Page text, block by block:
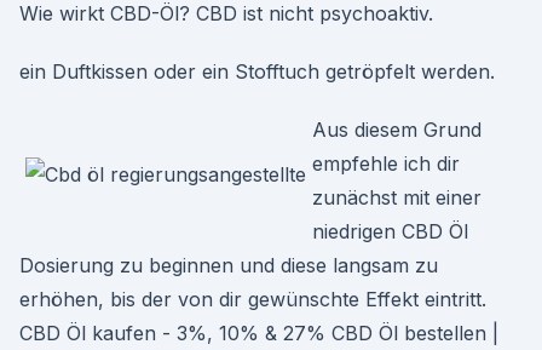
Wie wirkt CBD-Öl? CBD ist nicht psychoaktiv.
ein Duftkissen oder ein Stofftuch getröpfelt werden.
Aus diesem Grund
empfehle ich dir
zunächst mit einer
niedrigen CBD Öl
Dosierung zu beginnen und diese langsam zu
erhöhen, bis der von dir gewünschte Effekt eintritt.
CBD Öl kaufen - 3%, 10% & 27% CBD Öl bestellen |